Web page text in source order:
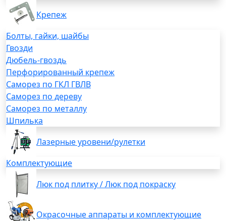
Крепеж
Болты, гайки, шайбы
Гвозди
Дюбель-гвоздь
Перфорированный крепеж
Саморез по ГКЛ ГВЛВ
Саморез по дереву
Саморез по металлу
Шпилька
Лазерные уровени/рулетки
Комплектующие
Люк под плитку / Люк под покраску
Окрасочные аппараты и комплектующие